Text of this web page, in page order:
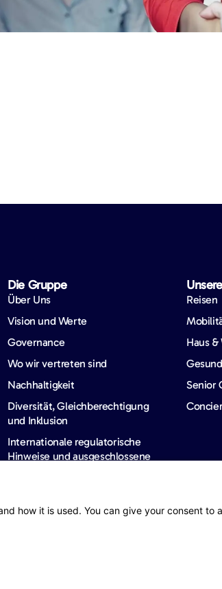
Die Gruppe
Über Uns
Vision und Werte
Governance
Wo wir vertreten sind
Nachhaltigkeit
Diversität, Gleichberechtigung
und Inklusion
Internationale regulatorische
Hinweise und ausgeschlossene
Reisen
Haus
Senior
how it is used. You can give your consent to